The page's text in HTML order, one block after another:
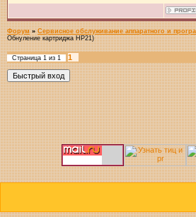
Форум » Сервисное обслуживание аппаратного и
Обнуление картриджа HP21)
Страница 1из 1 1